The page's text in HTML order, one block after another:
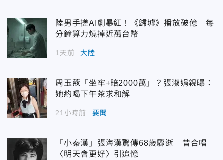
陸男手搓AI劇暴紅！《歸墟》播放破億 每
分鐘算力燒掉近萬台幣
1天前 大陸
周玉蔻「坐牢+賠2000萬」？張淑娟親曝：
她約喝下午茶求和解
21小時前 要聞
「小秦漢」張海漢驚傳68歲驟逝 昔合唱
〈明天會更好〉引追憶